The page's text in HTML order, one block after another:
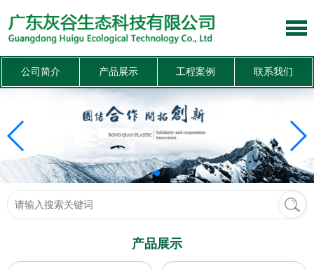
公司简介 产品展示 工程案例 联系我们
产品展示